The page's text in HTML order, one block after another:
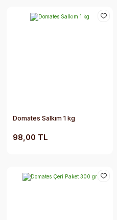
Domates Salkım 1 kg
98,00 TL